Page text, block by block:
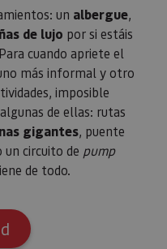
un albergue,
de lujo por si estáis
cuando apriete el
más informal y otro
imposible
de ellas: rutas
gigantes, puente
circuito de pump
de todo.